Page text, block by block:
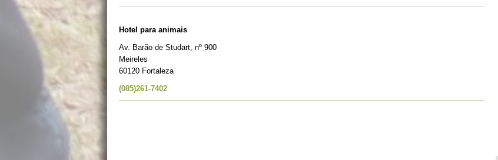
Hotel para animais
Av. Barão de Studart, nº 900
Meireles
60120 Fortaleza
(085)261-7402